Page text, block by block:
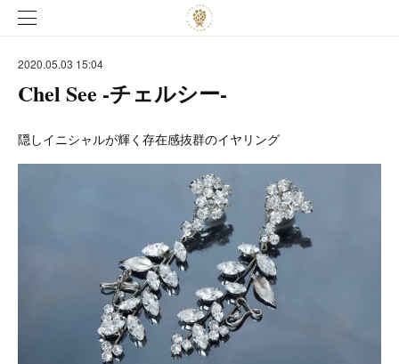
2020.05.03 15:04
Chel See -チェルシー-
隠しイニシャルが輝く存在感抜群のイヤリング